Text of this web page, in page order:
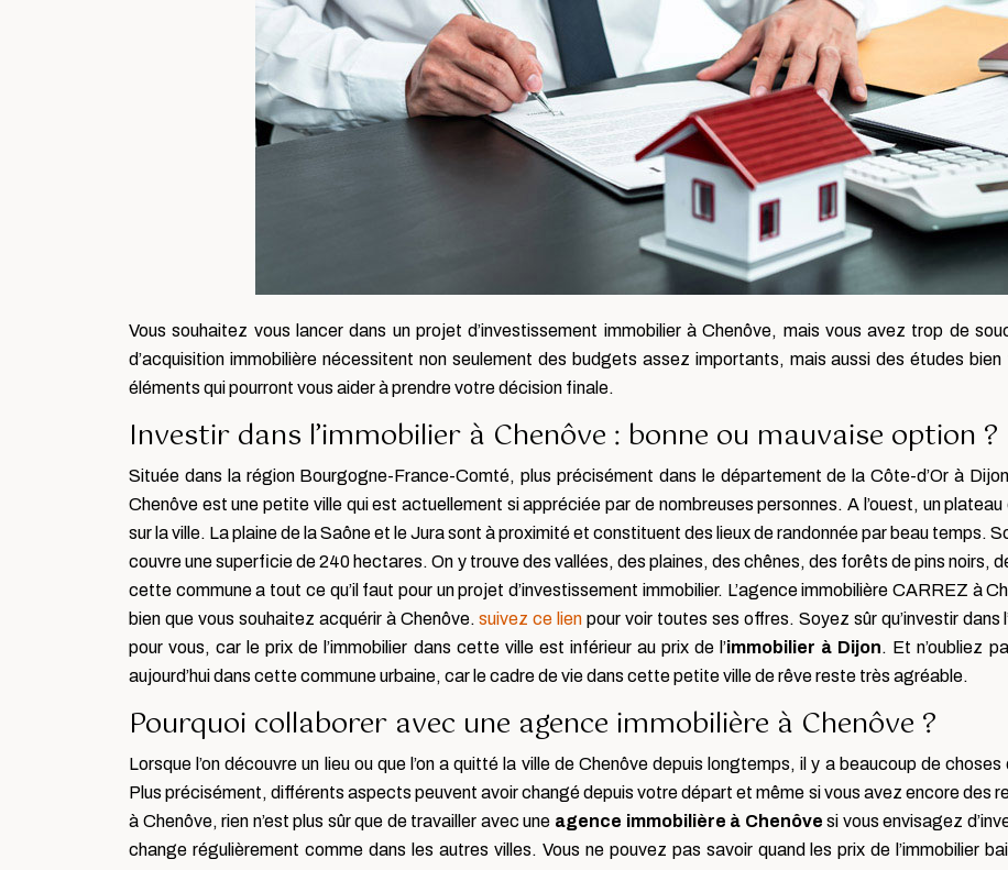
Vous souhaitez vous lancer dans un projet d’investissement immobilier à Chenôve, mais vous avez trop de
d’acquisition immobilière nécessitent non seulement des budgets assez importants, mais aussi des études
éléments qui pourront vous aider à prendre votre décision finale.
Investir dans l’immobilier à Chenôve : bonne ou mauvaise option ?
Située dans la région Bourgogne-France-Comté, plus précisément dans le département de la Côte-d’Or à
Chenôve est une petite ville qui est actuellement si appréciée par de nombreuses personnes. A l’ouest, un
sur la ville. La plaine de la Saône et le Jura sont à proximité et constituent des lieux de randonnée par beau temps.
couvre une superficie de 240 hectares. On y trouve des vallées, des plaines, des chênes, des forêts de pins noirs,
cette commune a tout ce qu’il faut pour un projet d’investissement immobilier. L’agence immobilière CARREZ à
bien que vous souhaitez acquérir à Chenôve.suivez ce lien pour voir toutes ses offres. Soyez sûr qu’investir dans
pour vous, car le prix de l’immobilier dans cette ville est inférieur au prix de l’immobilier à Dijon. Et n’oubliez
aujourd’hui dans cette commune urbaine, car le cadre de vie dans cette petite ville de rêve reste très agréable.
Pourquoi collaborer avec une agence immobilière à Chenôve ?
Lorsque l’on découvre un lieu ou que l’on a quitté la ville de Chenôve depuis longtemps, il y a beaucoup de
Plus précisément, différents aspects peuvent avoir changé depuis votre départ et même si vous avez encore des
à Chenôve, rien n’est plus sûr que de travailler avec une agence immobilière à Chenôve si vous envisagez
change régulièrement comme dans les autres villes. Vous ne pouvez pas savoir quand les prix de l’immobilier